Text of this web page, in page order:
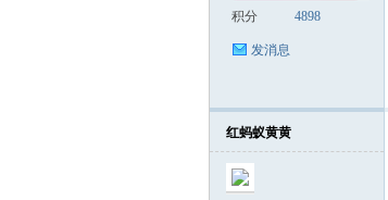
积分 4898
发消息
红蚂蚁黄黄